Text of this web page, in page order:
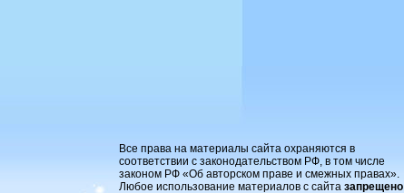
Все права на материалы сайта охраняются в
соответствии с законодательством РФ, в том числе
законом РФ «Об авторском праве и смежных правах».
Любое использование материалов с сайта запрещено